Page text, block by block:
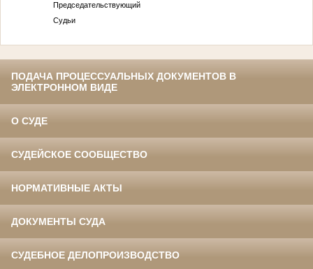
Председательствующий
Судьи
ПОДАЧА ПРОЦЕССУАЛЬНЫХ ДОКУМЕНТОВ В
ЭЛЕКТРОННОМ ВИДЕ
О СУДЕ
СУДЕЙСКОЕ СООБЩЕСТВО
НОРМАТИВНЫЕ АКТЫ
ДОКУМЕНТЫ СУДА
СУДЕБНОЕ ДЕЛОПРОИЗВОДСТВО